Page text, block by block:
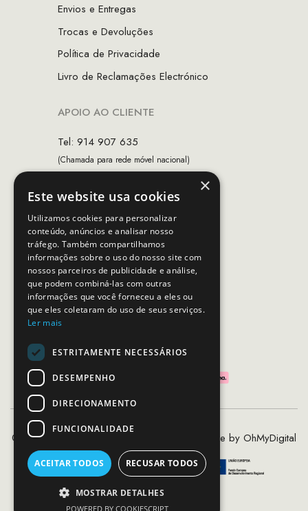
Envios e Entregas
Trocas e Devoluções
Política de Privacidade
Livro de Reclamações Electrónico
APOIO AO CLIENTE
Tel: 914 907 635
(Chamada para rede móvel nacional)
Horário de contacto:
Dias úteis das 10h as 19h
SEGUE-NOS
PAGAMENTOS SEGUROS
©2020 - 2026 MCS - Mob Crew Store | Made by OhMyDigital
×
Este website usa cookies
Utilizamos cookies para personalizar
conteúdo, anúncios e analisar nosso
tráfego. Também compartilhamos
informações sobre o uso do nosso site com
nossos parceiros de publicidade e análise,
que podem combiná-las com outras
informações que você forneceu a eles ou
que eles coletaram do uso de seus serviços.
Ler mais
ESTRITAMENTE NECESSÁRIOS
DESEMPENHO
DIRECIONAMENTO
FUNCIONALIDADE
ACEITAR TODOS RECUSAR TODOS
MOSTRAR DETALHES
POWERED BY COOKIESCRIPT